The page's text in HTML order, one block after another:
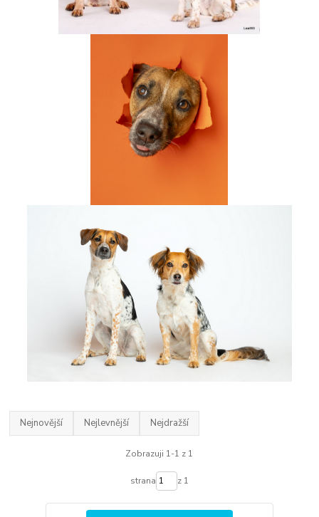
Nejnovější Nejlevnější Nejdražší
Zobrazuji 1-1 z 1
strana z 1